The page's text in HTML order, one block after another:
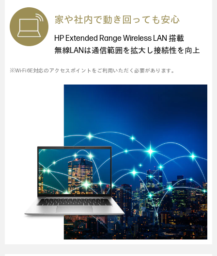
家や社内で動き回っても安心
HP Extended Range Wireless LAN 搭載
無線LANは通信範囲を拡大し接続性を向上
※Wi-Fi 6E対応のアクセスポイントをご利用いただく必要があります。